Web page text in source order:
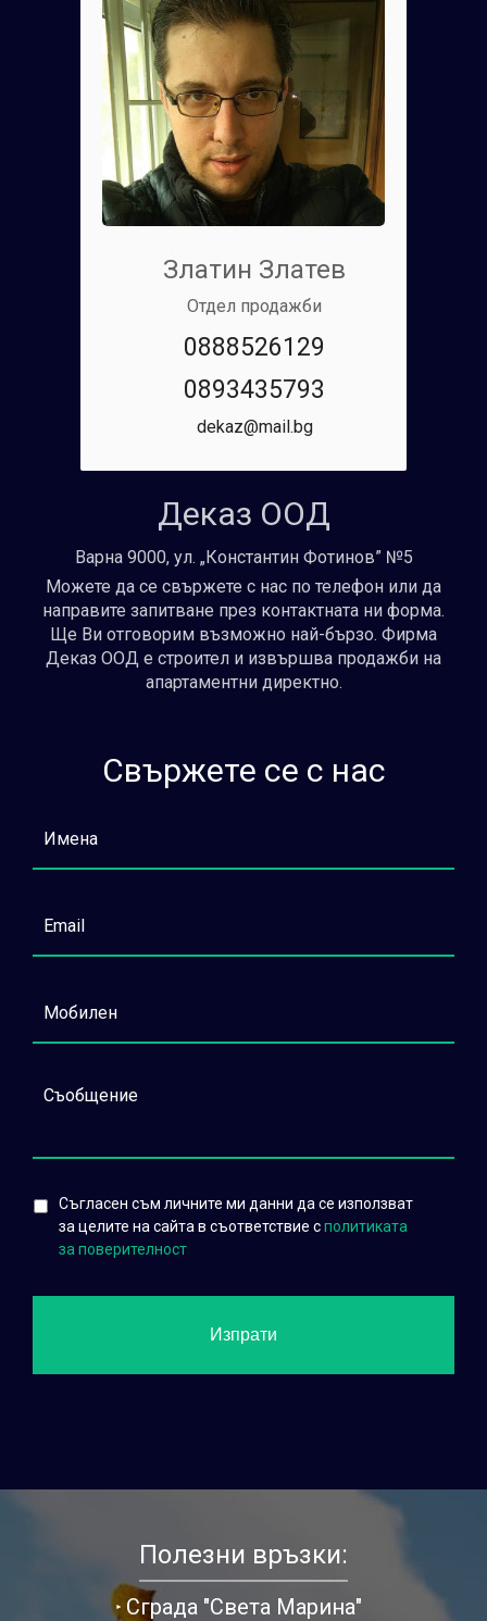
Златин Златев
Отдел продажби
0888526129
0893435793
dekaz@mail.bg
Деказ ООД
Варна 9000, ул. „Константин Фотинов” №5
Можете да се свържете с нас по телефон или да
направите запитване през контактната ни форма.
Ще Ви отговорим възможно най-бързо. Фирма
Деказ ООД е строител и извършва продажби на
апартаментни директно.
Свържете се с нас
Съгласен съм личните ми данни да се използват
за целите на сайта в съответствие сполитиката
за поверителност
Полезни връзки:
Сграда "Света Марина"